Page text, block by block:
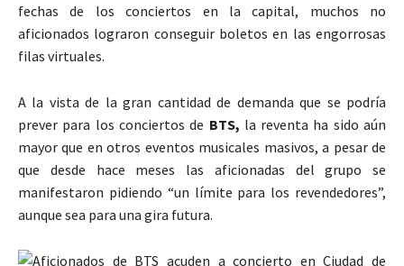
fechas de los conciertos en la capital, muchos no
aficionados lograron conseguir boletos en las engorrosas
filas virtuales.
A la vista de la gran cantidad de demanda que se podría
prever para los conciertos de BTS, la reventa ha sido aún
mayor que en otros eventos musicales masivos, a pesar de
que desde hace meses las aficionadas del grupo se
manifestaron pidiendo “un límite para los revendedores”,
aunque sea para una gira futura.